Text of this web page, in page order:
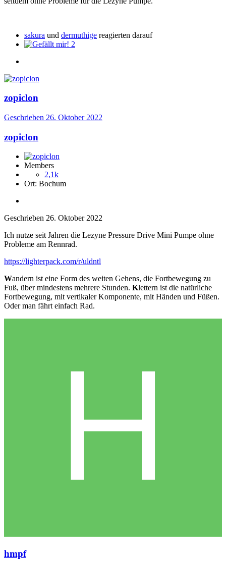
sakura und dermuthige reagierten darauf
2
zopiclon
Geschrieben 26. Oktober 2022
zopiclon
Members
2,1k
Ort: Bochum
Geschrieben 26. Oktober 2022
Ich nutze seit Jahren die Lezyne Pressure Drive Mini Pumpe ohne
Probleme am Rennrad.
https://lighterpack.com/r/uldntl
Wandern ist eine Form des weiten Gehens, die Fortbewegung zu
Fuß, über mindestens mehrere Stunden. Klettern ist die natürliche
Fortbewegung, mit vertikaler Komponente, mit Händen und Füßen.
Oder man fährt einfach Rad.
hmpf